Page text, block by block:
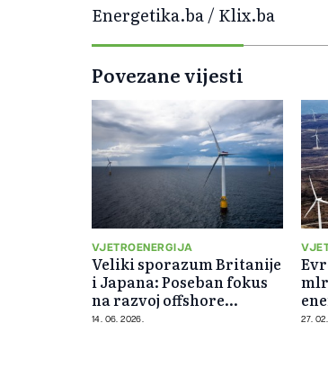
Energetika.ba / Klix.ba
Povezane vijesti
VJETROENERGIJA
Veliki sporazum Britanije
i Japana: Poseban fokus
na razvoj offshore
vjetroenergije
14. 06. 2026. 27.